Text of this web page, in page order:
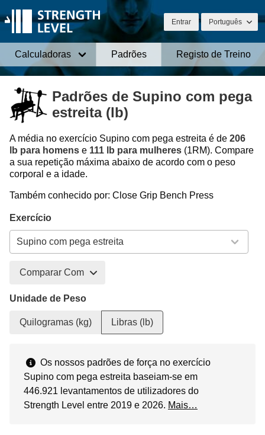
Entrar Português
Calculadoras Padrões Registo de Treino
Padrões de Supino com pega
estreita (lb)
A média no exercício Supino com pega estreita é de 206
lb para homens e 111 lb para mulheres (1RM). Compare
a sua repetição máxima abaixo de acordo com o peso
corporal e a idade.
Também conhecido por: Close Grip Bench Press
Exercício
Comparar Com
Unidade de Peso
Quilogramas (kg) Libras (lb)
Os nossos padrões de força no exercício
Supino com pega estreita baseiam-se em
446.921 levantamentos de utilizadores do
Strength Level entre 2019 e 2026. Mais…